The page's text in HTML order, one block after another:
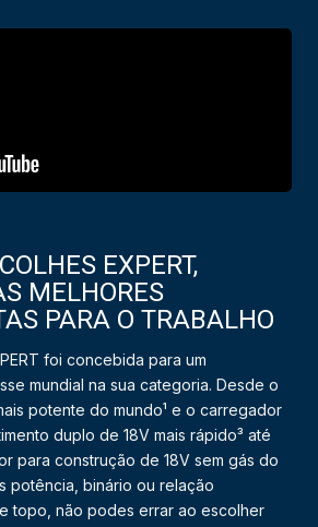
EXPERT,
MELHORES
PARA O TRABALHO
foi concebida para um
mundial na sua categoria. Desde o
potente do mundo¹ e o carregador
duplo de 18V mais rápido³ até
para construção de 18V sem gás do
potência, binário ou relação
topo, não podes errar ao escolher